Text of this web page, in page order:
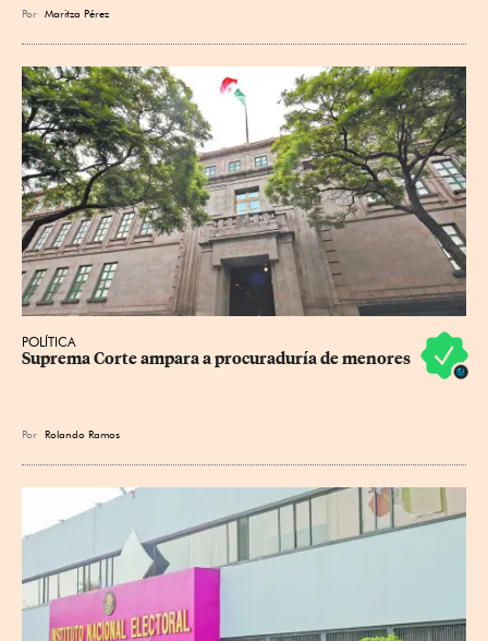
Por Maritza Pérez
POLÍTICA
Suprema Corte ampara a procuraduría de menores
Por Rolando Ramos